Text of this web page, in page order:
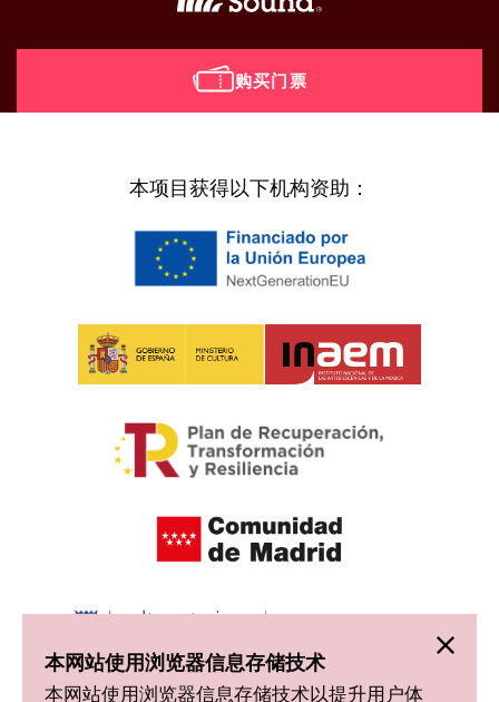
购买门票
本项目获得以下机构资助：
本网站使用浏览器信息存储技术
本网站使用浏览器信息存储技术以提升用户体